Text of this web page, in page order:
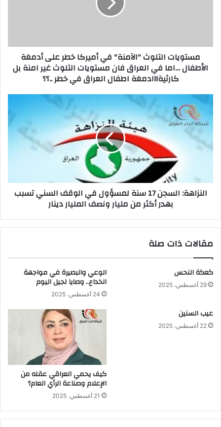
الأطفال
اما
مستويات
التلوث
بل
اطفال
العراق
..؟؟
مستويات التلوث "الآمنة" في أميركا خطر على أدمغة
الأطفال …اما في العراق فان مستويات التلوث غير امنة بل
كارثية!!ادمغة اطفال العراق في خطر ..؟؟
النزاهة:
السجن
17
لمسؤول
في
تسبب
بهدر
المليار
النزاهة: السجن 17 سنة لمسؤول في الوقف السني تسبب
بهدر أكثر من مليار ونصف المليار دينار
مقالات ذات صلة
كعكة النحس
29 أغسطس، 2025
الوعي والبصيرة في مواجهة
الخداع.. وصايا لجيل اليوم
24 أغسطس، 2025
عيب السنين
22 أغسطس، 2025
كيف يحمي العراقي عقله من
الإعلام وصناعة الرأي العام؟
21 أغسطس، 2025